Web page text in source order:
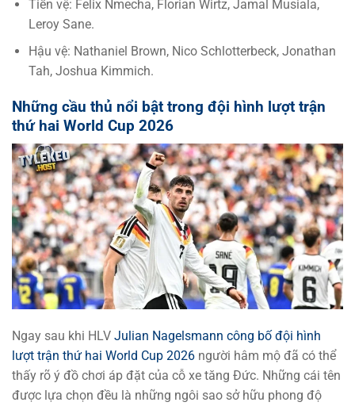
Tiền vệ: Felix Nmecha, Florian Wirtz, Jamal Musiala,
Leroy Sane.
Hậu vệ: Nathaniel Brown, Nico Schlotterbeck, Jonathan
Tah, Joshua Kimmich.
Những cầu thủ nổi bật trong đội hình lượt trận
thứ hai World Cup 2026
Ngay sau khi HLV Julian Nagelsmann công bố đội hình
lượt trận thứ hai World Cup 2026 người hâm mộ đã có thể
thấy rõ ý đồ chơi áp đặt của cỗ xe tăng Đức. Những cái tên
được lựa chọn đều là những ngôi sao sở hữu phong độ